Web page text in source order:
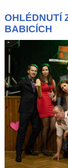
OHLÉDNUTÍ
BABICÍCH